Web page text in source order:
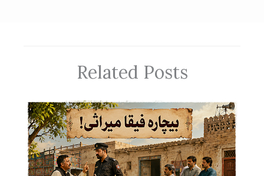
Related Posts